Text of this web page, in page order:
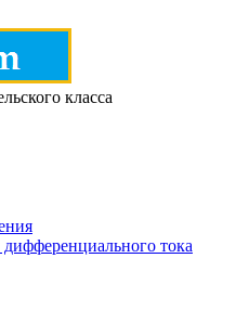
класса
тока